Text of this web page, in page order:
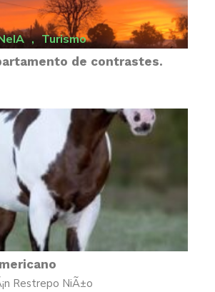
, Turismo
de contrastes.
Restrepo NiÃ±o